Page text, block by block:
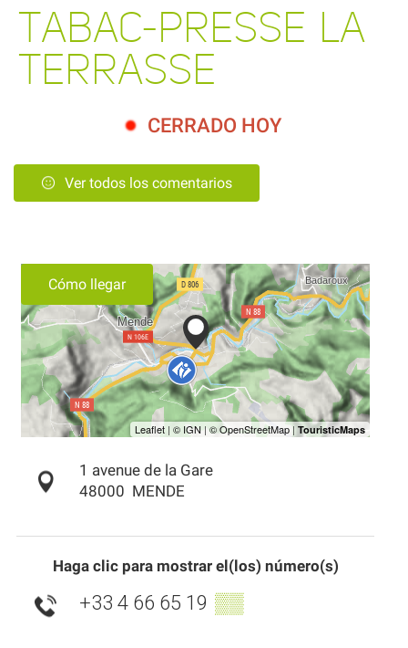
TABAC-PRESSE LA
TERRASSE
CERRADO HOY
Ver todos los comentarios
Cómo llegar
1 avenue de la Gare
48000 MENDE
Haga clic para mostrar el(los) número(s)
+33 4 66 65 19 ▒▒